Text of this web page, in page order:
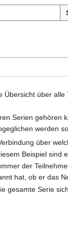
über
Serien
werden
über
Beispiel sind
der
hat, ob er das
gesamte Serie